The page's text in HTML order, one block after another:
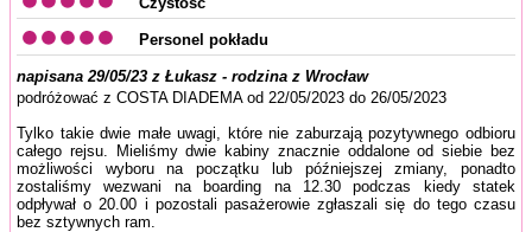
Personel pokładu
napisana 29/05/23 z Łukasz - rodzina z Wrocław
podróżować z COSTA DIADEMA od 22/05/2023 do 26/05/2023
Tylko takie dwie małe uwagi, które nie zaburzają pozytywnego odbioru
całego rejsu. Mieliśmy dwie kabiny znacznie oddalone od siebie bez
możliwości wyboru na początku lub późniejszej zmiany, ponadto
zostaliśmy wezwani na boarding na 12.30 podczas kiedy statek
odpływał o 20.00 i pozostali pasażerowie zgłaszali się do tego czasu
bez sztywnych ram.